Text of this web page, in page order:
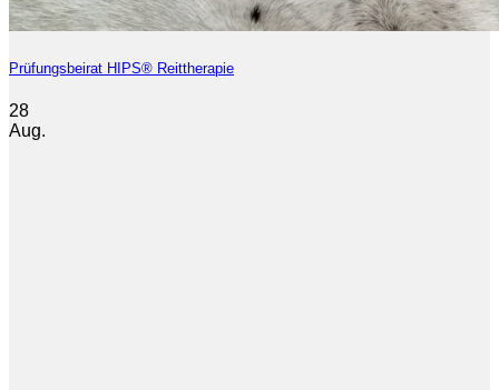
Prüfungsbeirat HIPS® Reittherapie
28
Aug.